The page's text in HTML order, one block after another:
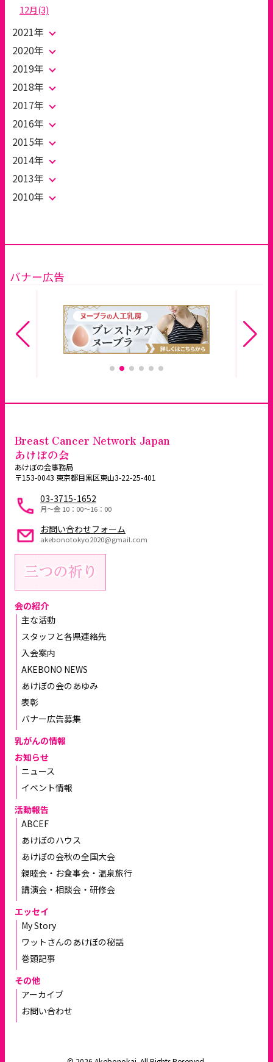
12月(3)
2021年
2020年
2019年
2018年
2017年
2016年
2015年
2014年
2013年
2010年
バナー広告
Breast Cancer Network Japan
あけぼの会
あけぼの会事務局
〒153-0043 東京都目黒区東山3-22-25-401
03-3715-1652
月～金 10：00〜16：00
お問い合わせフォーム
akebonotokyo2020@gmail.com
会の紹介
主な活動
スタッフと各県連絡先
入会案内
AKEBONO NEWS
あけぼの会のあゆみ
表彰
バナー広告募集
乳がんの情報
お知らせ
ニュース
イベント情報
活動報告
ABCEF
あけぼのハウス
あけぼの会秋の全国大会
親睦会・お食事会・温泉旅行
講演会・相談会・研修会
エッセイ
My Story
ワットさんのあけぼの秘話
巻頭記事
その他
アーカイブ
お問い合わせ